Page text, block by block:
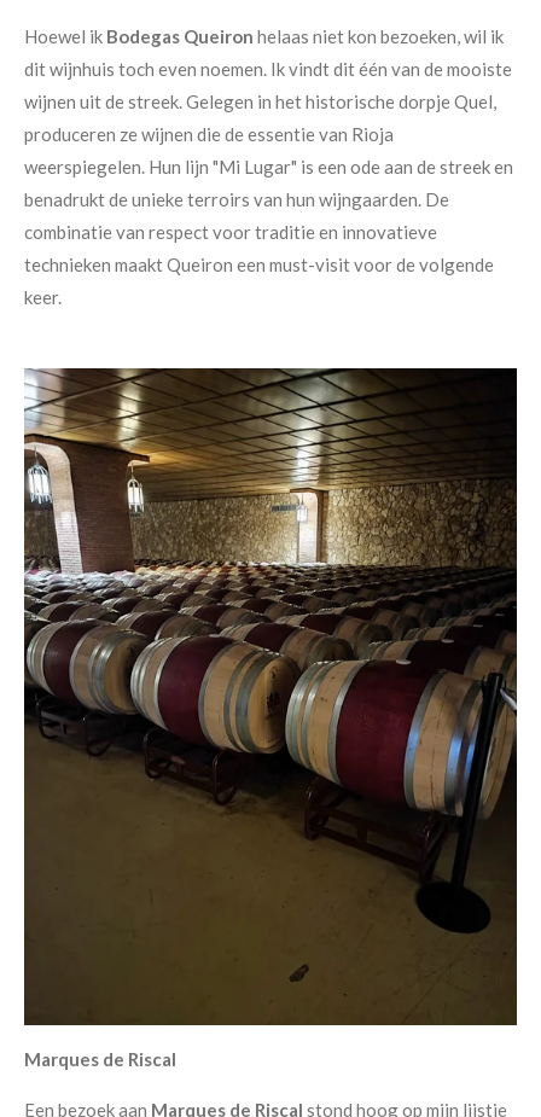
Hoewel ik Bodegas Queiron helaas niet kon bezoeken, wil ik
dit wijnhuis toch even noemen. Ik vindt dit één van de mooiste
wijnen uit de streek. Gelegen in het historische dorpje Quel,
produceren ze wijnen die de essentie van Rioja
weerspiegelen. Hun lijn "Mi Lugar" is een ode aan de streek en
benadrukt de unieke terroirs van hun wijngaarden. De
combinatie van respect voor traditie en innovatieve
technieken maakt Queiron een must-visit voor de volgende
keer.
Marques de Riscal
Een bezoek aan Marques de Riscal stond hoog op mijn lijstje